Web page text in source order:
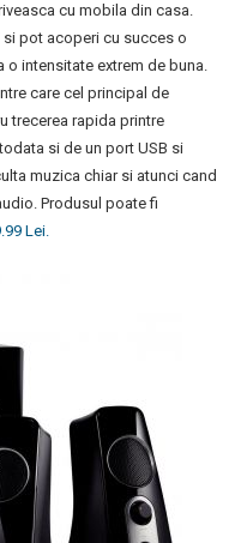
cu mobila din casa.
si pot acoperi cu succes o
o intensitate extrem de buna.
care cel principal de
trecerea rapida printre
si de un port USB si
muzica chiar si atunci cand
Produsul poate fi
Lei.